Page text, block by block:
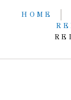
HOME